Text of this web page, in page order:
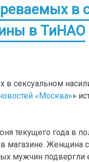
в
в ТиНАО
в сексуальном
«Москва»»
текущего года в
магазине. Женщина
мужчин